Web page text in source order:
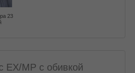
23
EX/MP с обивкой